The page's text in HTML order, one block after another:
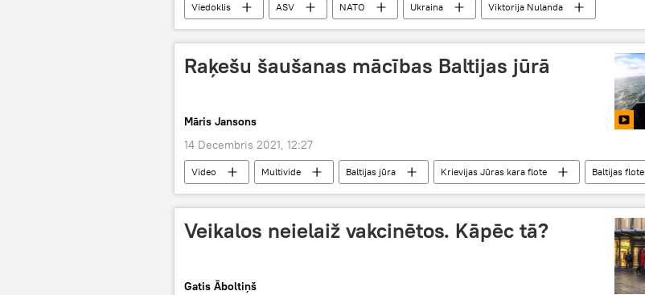
Viedoklis ASV NATO Ukraina Viktorija Nulanda
Raķešu šaušanas mācības Baltijas jūrā
Māris Jansons
14 Decembris 2021, 12:27
Video Multivide Baltijas jūra Krievijas Jūras kara flote Baltijas flote
Veikalos neielaiž vakcinētos. Kāpēc tā?
Gatis Āboltiņš